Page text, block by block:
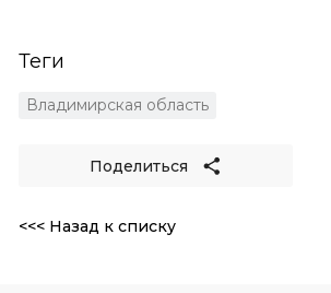
Теги
Владимирская область
Поделиться
<<< Назад к списку